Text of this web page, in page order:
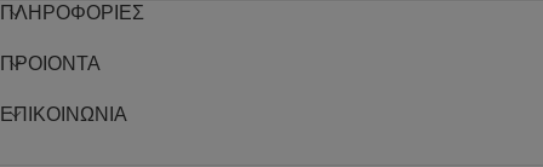
ΠΛΗΡΟΦΟΡΙΕΣ
ΠΡΟΙΟΝΤΑ
ΕΠΙΚΟΙΝΩΝΙΑ